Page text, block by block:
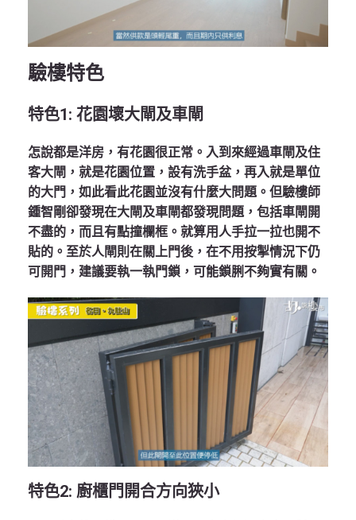
驗樓特色
特色1: 花園壞大閘及車閘
怎說都是洋房，有花園很正常。入到來經過車閘及住
客大閘，就是花園位置，設有洗手盆，再入就是單位
的大門，如此看此花園並沒有什麼大問題。但驗樓師
鍾智剛卻發現在大閘及車閘都發現問題，包括車閘開
不盡的，而且有點撞欄框。就算用人手拉一拉也開不
貼的。至於人閘則在關上門後，在不用按掣情況下仍
可開門，建議要執一執門鎖，可能鎖脷不夠實有關。
特色2: 廚櫃門開合方向狹小